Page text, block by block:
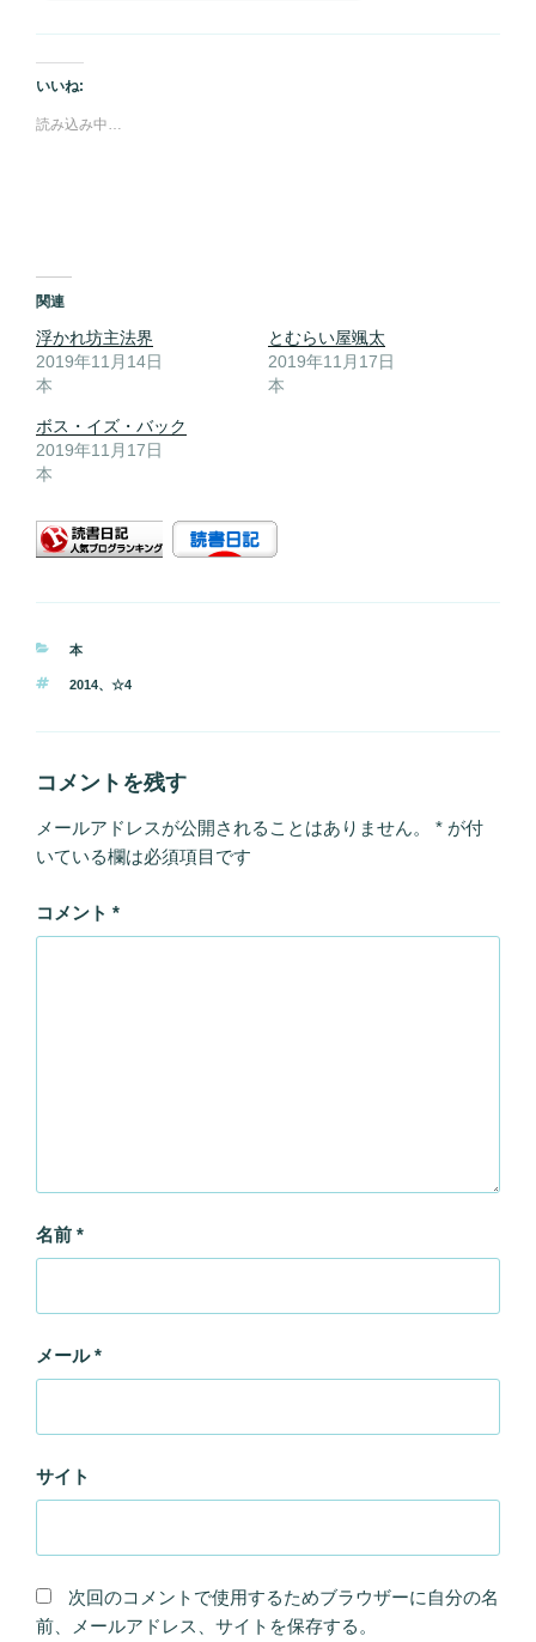
いいね:
読み込み中…
関連
浮かれ坊主法界
2019年11月14日
本
とむらい屋颯太
2019年11月17日
本
ボス・イズ・バック
2019年11月17日
本
カ
ゴ
ー
本
タ
2014、 ☆4
コメントを残す
メールアドレスが公開されることはありません。 * が付
いている欄は必須項目です
コメント *
名前 *
メール*
サイト
次回のコメントで使用するためブラウザーに自分の名
前、メールアドレス、サイトを保存する。